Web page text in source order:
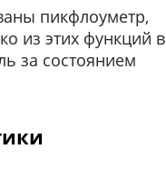
пикфлоуметр,
из этих функций в
за состоянием